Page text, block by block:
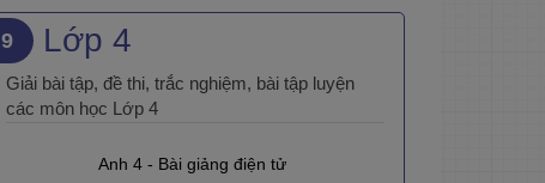
9 Lớp 4
Giải bài tập, đề thi, trắc nghiệm, bài tập luyện
các môn học Lớp 4
Anh 4 - Bài giảng điện tử